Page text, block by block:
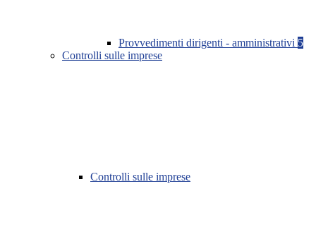
Provvedimenti dirigenti - amministrativi 5
Controlli sulle imprese
Controlli sulle imprese